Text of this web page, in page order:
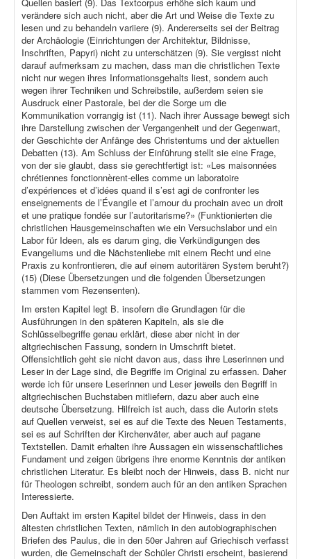
verändere sich auch nicht, aber die Art und Weise die Texte zu
lesen und zu behandeln variiere (9). Andererseits sei der Beitrag
der Archäologie (Einrichtungen der Architektur, Bildnisse,
Inschriften, Papyri) nicht zu unterschätzen (9). Sie vergisst nicht
darauf aufmerksam zu machen, dass man die christlichen Texte
nicht nur wegen ihres Informationsgehalts liest, sondern auch
wegen ihrer Techniken und Schreibstile, außerdem seien sie
Ausdruck einer Pastorale, bei der die Sorge um die
Kommunikation vorrangig ist (11). Nach ihrer Aussage bewegt sich
ihre Darstellung zwischen der Vergangenheit und der Gegenwart,
der Geschichte der Anfänge des Christentums und der aktuellen
Debatten (13). Am Schluss der Einführung stellt sie eine Frage,
von der sie glaubt, dass sie gerechtfertigt ist: «Les maisonnées
chrétiennes fonctionnèrent-elles comme un laboratoire
d’expériences et d’idées quand il s’est agi de confronter les
enseignements de l’Évangile et l’amour du prochain avec un droit
et une pratique fondée sur l’autoritarisme?» (Funktionierten die
christlichen Hausgemeinschaften wie ein Versuchslabor und ein
Labor für Ideen, als es darum ging, die Verkündigungen des
Evangeliums und die Nächstenliebe mit einem Recht und eine
Praxis zu konfrontieren, die auf einem autoritären System beruht?)
(15) (Diese Übersetzungen und die folgenden Übersetzungen
stammen vom Rezensenten).
Im ersten Kapitel legt B. insofern die Grundlagen für die
Ausführungen in den späteren Kapiteln, als sie die
Schlüsselbegriffe genau erklärt, diese aber nicht in der
altgriechischen Fassung, sondern in Umschrift bietet.
Offensichtlich geht sie nicht davon aus, dass ihre Leserinnen und
Leser in der Lage sind, die Begriffe im Original zu erfassen. Daher
werde ich für unsere Leserinnen und Leser jeweils den Begriff in
altgriechischen Buchstaben mitliefern, dazu aber auch eine
deutsche Übersetzung. Hilfreich ist auch, dass die Autorin stets
auf Quellen verweist, sei es auf die Texte des Neuen Testaments,
sei es auf Schriften der Kirchenväter, aber auch auf pagane
Textstellen. Damit erhalten ihre Aussagen ein wissenschaftliches
Fundament und zeigen übrigens ihre enorme Kenntnis der antiken
christlichen Literatur. Es bleibt noch der Hinweis, dass B. nicht nur
für Theologen schreibt, sondern auch für an den antiken Sprachen
Interessierte.
Den Auftakt im ersten Kapitel bildet der Hinweis, dass in den
ältesten christlichen Texten, nämlich in den autobiographischen
Briefen des Paulus, die in den 50er Jahren auf Griechisch verfasst
wurden, die Gemeinschaft der Schüler Christi erscheint, basierend